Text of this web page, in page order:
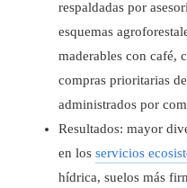
respaldadas por
esquemas
maderables con café,
compras prioritarias
administrados por
Resultados: mayor
en los servicios
hídrica, suelos más